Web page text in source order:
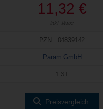
11,32 €
inkl. Mwst
PZN : 04839142
Param GmbH
1 ST
Preisvergleich